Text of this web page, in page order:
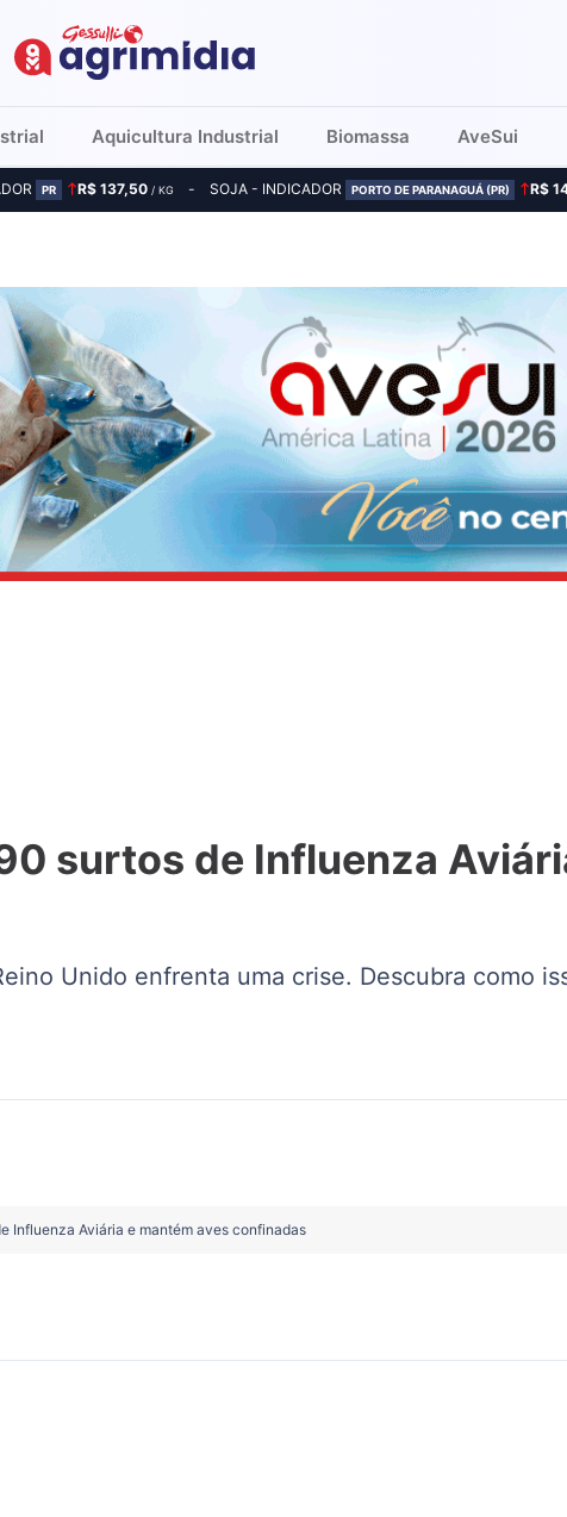
Aquicultura Industrial Biomassa AveSui
PR R$ 137,50/ KG SOJA - INDICADOR PORTO DE PARANAGUÁ (PR) R$
surtos de Influenza
Unido enfrenta uma crise. Descubra como
Influenza Aviária e mantém aves confinadas